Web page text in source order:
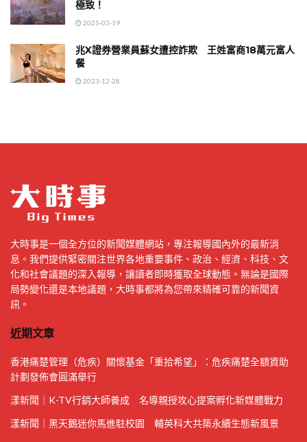
極致！
2025-03-19
兆X證券營業員蘇女遭控詐欺 王姓富商18萬元富人
餐
2023-12-28
大時事是一個全方位的新聞媒體網站，專注報導國內外的最新消
息。我們提供緊密關注世界各地重要事件、政治、經濟、科技、文
化和社會議題的深入報導，讓讀者即時獲取全球動態。無論是國際
局勢變化還是本地議題，大時事都將為您帶來精確可靠的新聞資
訊。
近期文章
香港痛楚管理（危疾）關懷基金「重拾希望」：危疾痛楚全額資助
計劃發佈會圓滿舉行
漾新聞｜K-TV行銷大師養成 名導親授攻心提案孵化新媒體戰力
漾新聞｜黑天鵝迷你馬進駐校園 輔英科大共築永續生態新風景